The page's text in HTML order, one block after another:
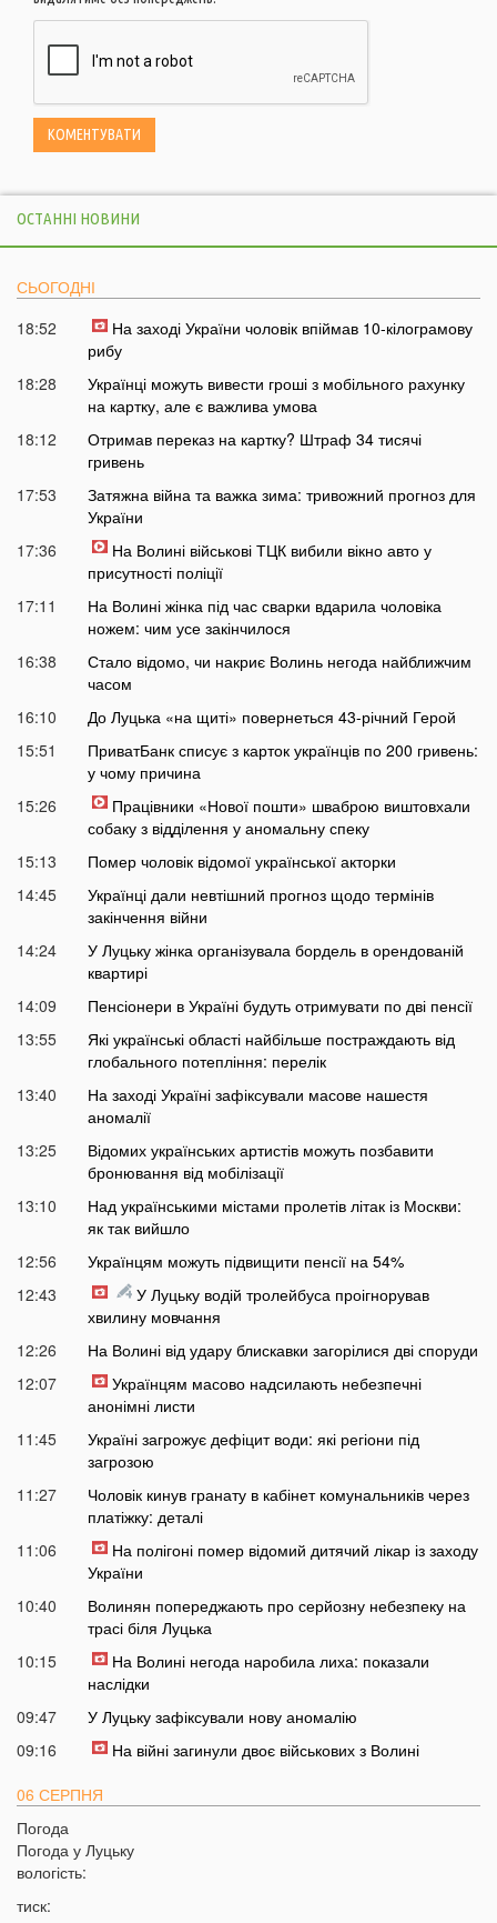
ОСТАННІ НОВИНИ
СЬОГОДНІ
18:52
На заході України чоловік впіймав 10-кілограмову
рибу
18:28
Українці можуть вивести гроші з мобільного рахунку
на картку, але є важлива умова
18:12
Отримав переказ на картку? Штраф 34 тисячі
гривень
17:53
Затяжна війна та важка зима: тривожний прогноз для
України
17:36
На Волині військові ТЦК вибили вікно авто у
присутності поліції
17:11
На Волині жінка під час сварки вдарила чоловіка
ножем: чим усе закінчилося
16:38
Стало відомо, чи накриє Волинь негода найближчим
часом
16:10
До Луцька «на щиті» повернеться 43-річний Герой
15:51
ПриватБанк списує з карток українців по 200 гривень:
у чому причина
15:26
Працівники «Нової пошти» шваброю виштовхали
собаку з відділення у аномальну спеку
15:13
Помер чоловік відомої української акторки
14:45
Українці дали невтішний прогноз щодо термінів
закінчення війни
14:24
У Луцьку жінка організувала бордель в орендованій
квартирі
14:09
Пенсіонери в Україні будуть отримувати по дві пенсії
13:55
Які українські області найбільше постраждають від
глобального потепління: перелік
13:40
На заході Україні зафіксували масове нашестя
аномалії
13:25
Відомих українських артистів можуть позбавити
бронювання від мобілізації
13:10
Над українськими містами пролетів літак із Москви:
як так вийшло
12:56
Українцям можуть підвищити пенсії на 54%
12:43
У Луцьку водій тролейбуса проігнорував
хвилину мовчання
12:26
На Волині від удару блискавки загорілися дві споруди
12:07
Українцям масово надсилають небезпечні
анонімні листи
11:45
Україні загрожує дефіцит води: які регіони під
загрозою
11:27
Чоловік кинув гранату в кабінет комунальників через
платіжку: деталі
11:06
На полігоні помер відомий дитячий лікар із заходу
України
10:40
Волинян попереджають про серйозну небезпеку на
трасі біля Луцька
10:15
На Волині негода наробила лиха: показали
наслідки
09:47
У Луцьку зафіксували нову аномалію
09:16
На війні загинули двоє військових з Волині
06 СЕРПНЯ
21:44
21:06
Погода
Погода у Луцьку
вологість:
тиск: